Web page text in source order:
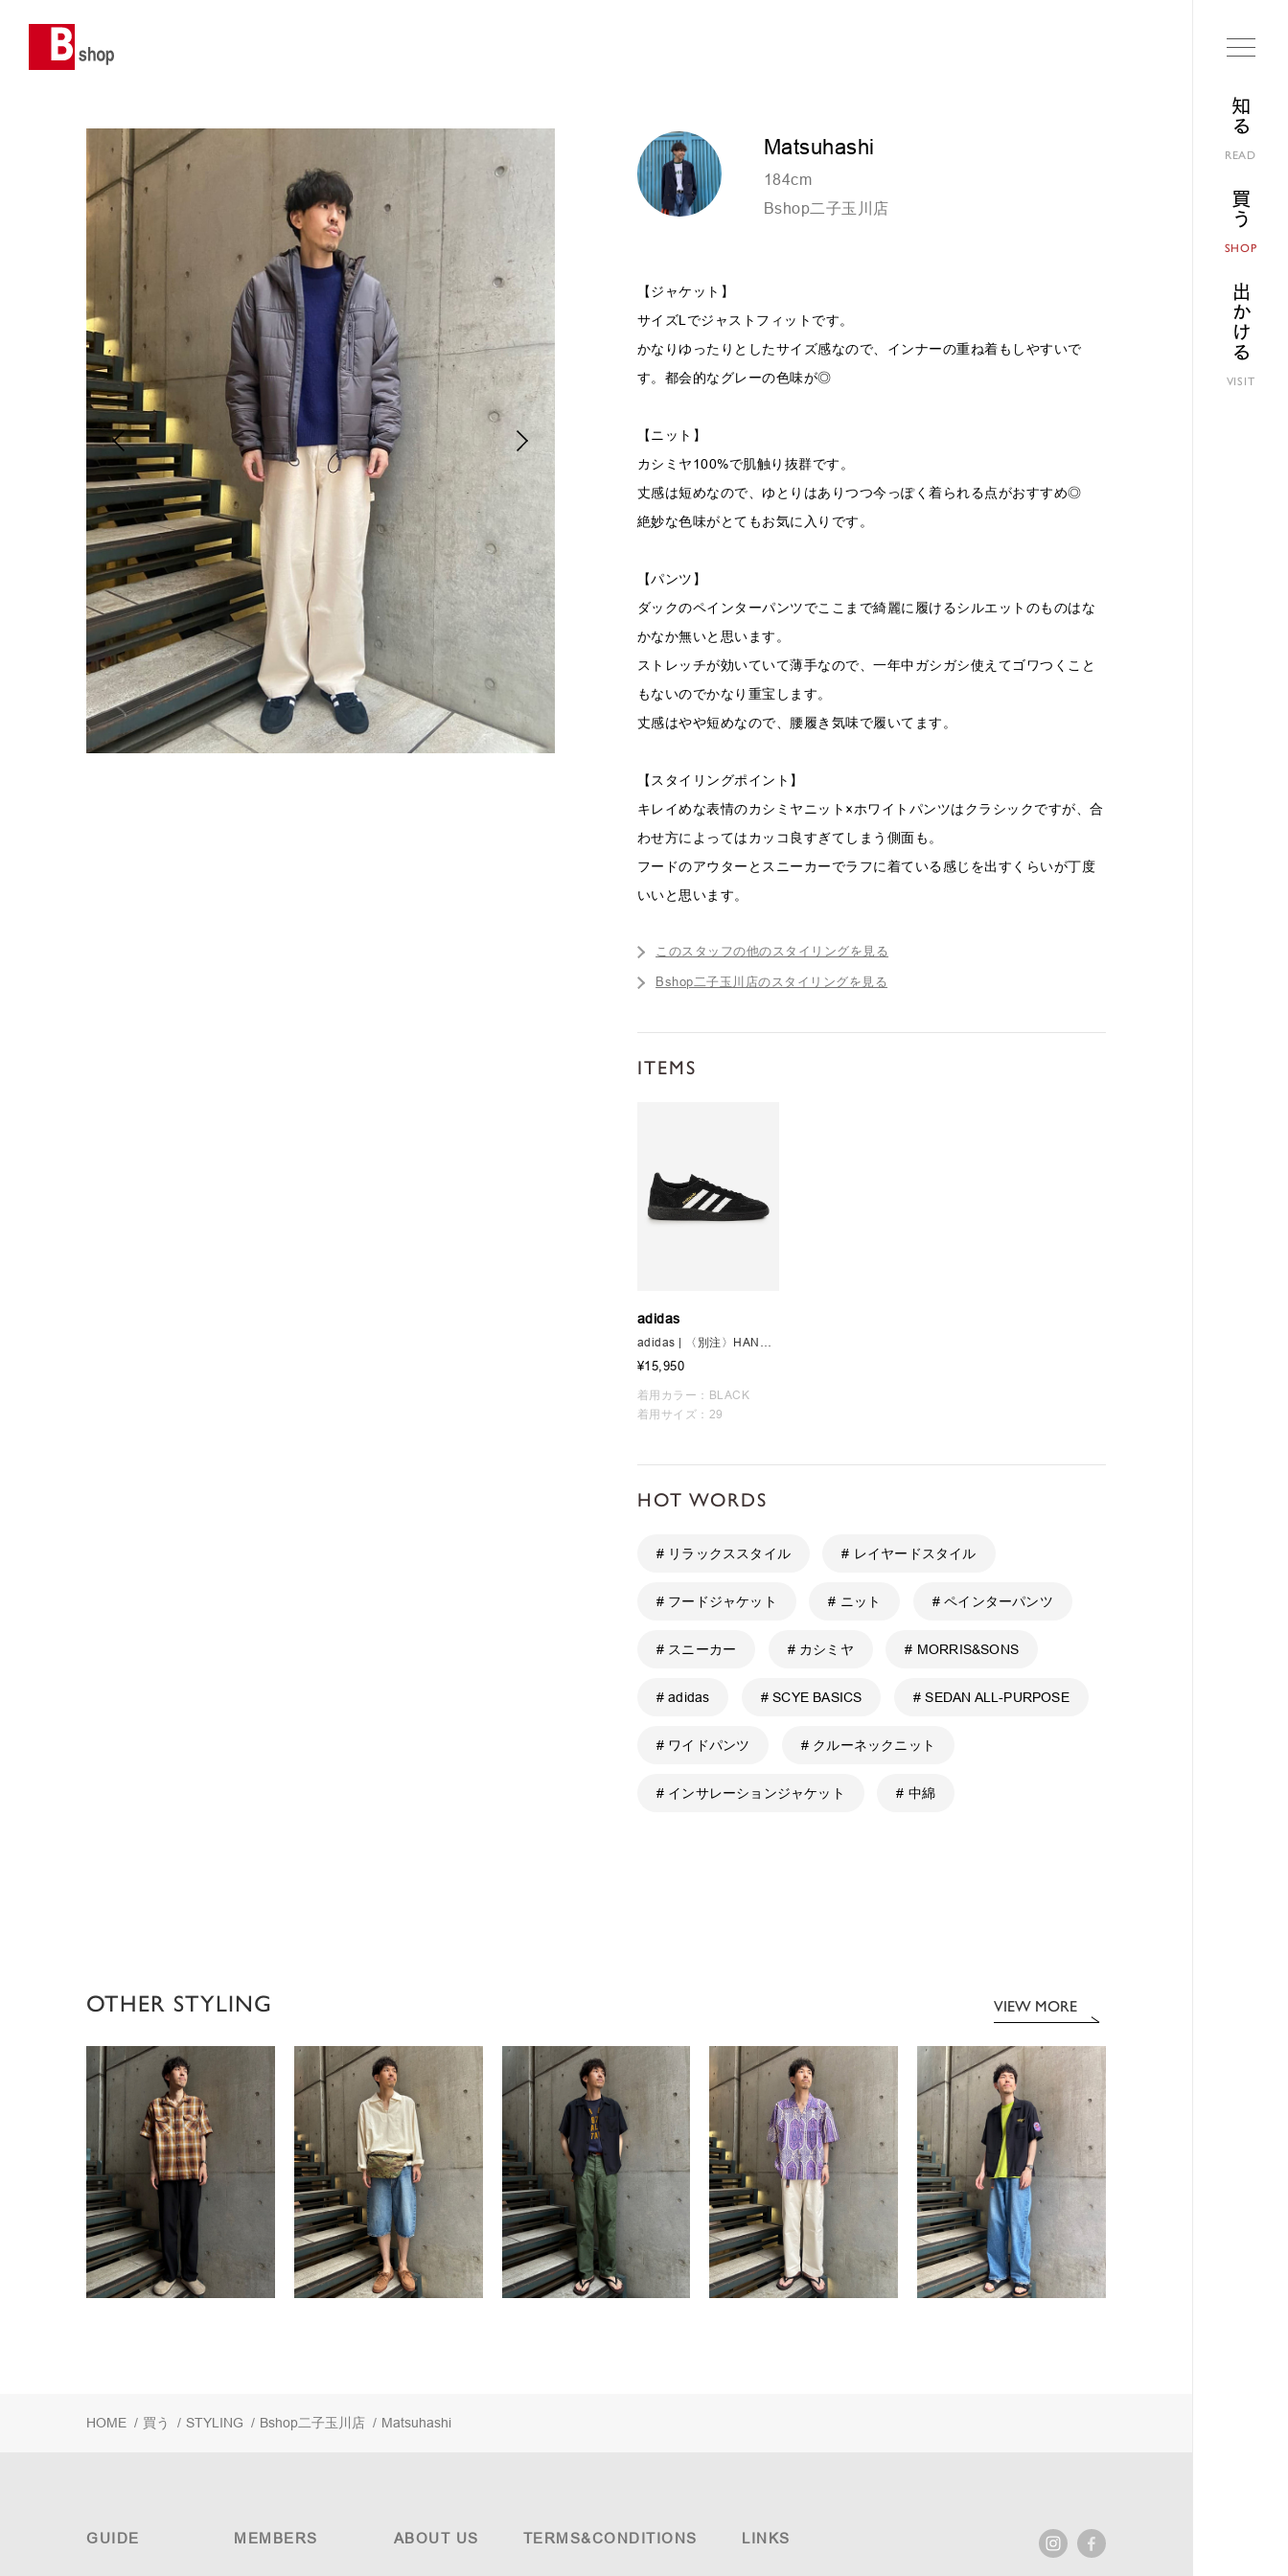
知る
READ
買う
SHOP
出かける
VISIT
Matsuhashi
184cm
Bshop二子玉川店
【ジャケット】
サイズLでジャストフィットです。
かなりゆったりとしたサイズ感なので、インナーの重ね着もしやすいで
す。都会的なグレーの色味が◎
【ニット】
カシミヤ100%で肌触り抜群です。
丈感は短めなので、ゆとりはありつつ今っぽく着られる点がおすすめ◎
絶妙な色味がとてもお気に入りです。
【パンツ】
ダックのペインターパンツでここまで綺麗に履けるシルエットのものはな
かなか無いと思います。
ストレッチが効いていて薄手なので、一年中ガシガシ使えてゴワつくこと
もないのでかなり重宝します。
丈感はやや短めなので、腰履き気味で履いてます。
【スタイリングポイント】
キレイめな表情のカシミヤニット×ホワイトパンツはクラシックですが、合
わせ方によってはカッコ良すぎてしまう側面も。
フードのアウターとスニーカーでラフに着ている感じを出すくらいが丁度
いいと思います。
このスタッフの他のスタイリングを見る
Bshop二子玉川店のスタイリングを見る
ITEMS
adidas
adidas | 〈別注〉HANDBALL SPEZIAL MEN
¥15,950
着用カラー：BLACK
着用サイズ：29
HOT WORDS
# リラックススタイル # レイヤードスタイル
# フードジャケット # ニット # ペインターパンツ
# スニーカー # カシミヤ # MORRIS&SONS
# adidas # SCYE BASICS # SEDAN ALL-PURPOSE
# ワイドパンツ # クルーネックニット
# インサレーションジャケット # 中綿
OTHER STYLING VIEW MORE
HOME / 買う / STYLING / Bshop二子玉川店 / Matsuhashi
GUIDE MEMBERS ABOUT US TERMS&CONDITIONS LINKS